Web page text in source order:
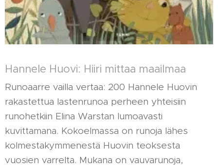
Hannele Huovi: Hiiri mittaa maailmaa
Runoaarre vailla vertaa: 200 Hannele Huovin
rakastettua lastenrunoa perheen yhteisiin
runohetkiin Elina Warstan lumoavasti
kuvittamana. Kokoelmassa on runoja lähes
kolmestakymmenestä Huovin teoksesta
vuosien varrelta. Mukana on vauvarunoja,